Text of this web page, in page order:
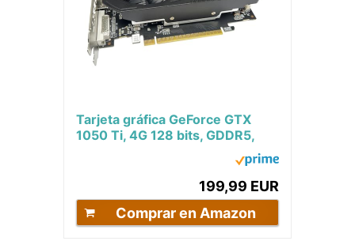
Tarjeta gráfica GeForce GTX
1050 Ti, 4G 128 bits, GDDR5,
199,99 EUR
Comprar en Amazon